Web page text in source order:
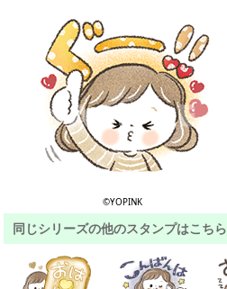
©YOPINK
同じシリーズの他のスタンプはこちら